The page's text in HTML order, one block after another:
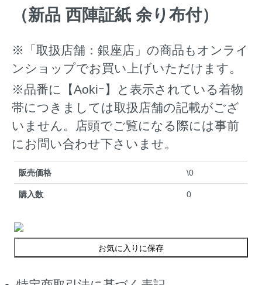
（新品 西陣証紙 余り布付）
※「取扱店舗：銀座店」の商品もオンライ
ンショップでお買い上げいただけます。
※品番に【Aokiｰ】と表示されている着物
帯につきましては取扱店舗の記載がござ
いません。店頭でご覧になる際には事前
にお問い合わせ下さいませ。
販売価格 \0
購入数 0
お気に入りに保存